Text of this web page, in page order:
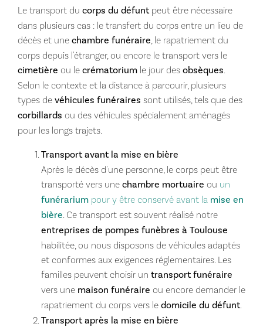
Le transport du corps du défuntpeut être nécessaire
dans plusieurs cas : le transfert du corps entre un lieu de
décès et une chambre funéraire , le rapatriement du
corps depuis l'étranger, ou encore le transport vers le
cimetière ou le crématoriumle jour des obsèques
Selon le contexte et la distance à parcourir, plusieurs
types de véhicules funéraires sont utilisés, tels que des
corbillards ou des véhicules spécialement aménagés
pour les longs trajets.
Transport avant la mise en bière
Après le décès d'une personne, le corps peut être
transporté vers une chambre mortuaire ou un
funérariumpour y être conservé avant la mise en
bière . Ce transport est souvent réalisé notre
entreprises de pompes funèbres à Toulouse
habilitée, ou nous disposons de véhicules adaptés
et conformes aux exigences réglementaires. Les
familles peuvent choisir un transport funéraire
vers une maison funéraire ou encore demander le
rapatriement du corps vers le domicile du défunt.
Transport après la mise en bière